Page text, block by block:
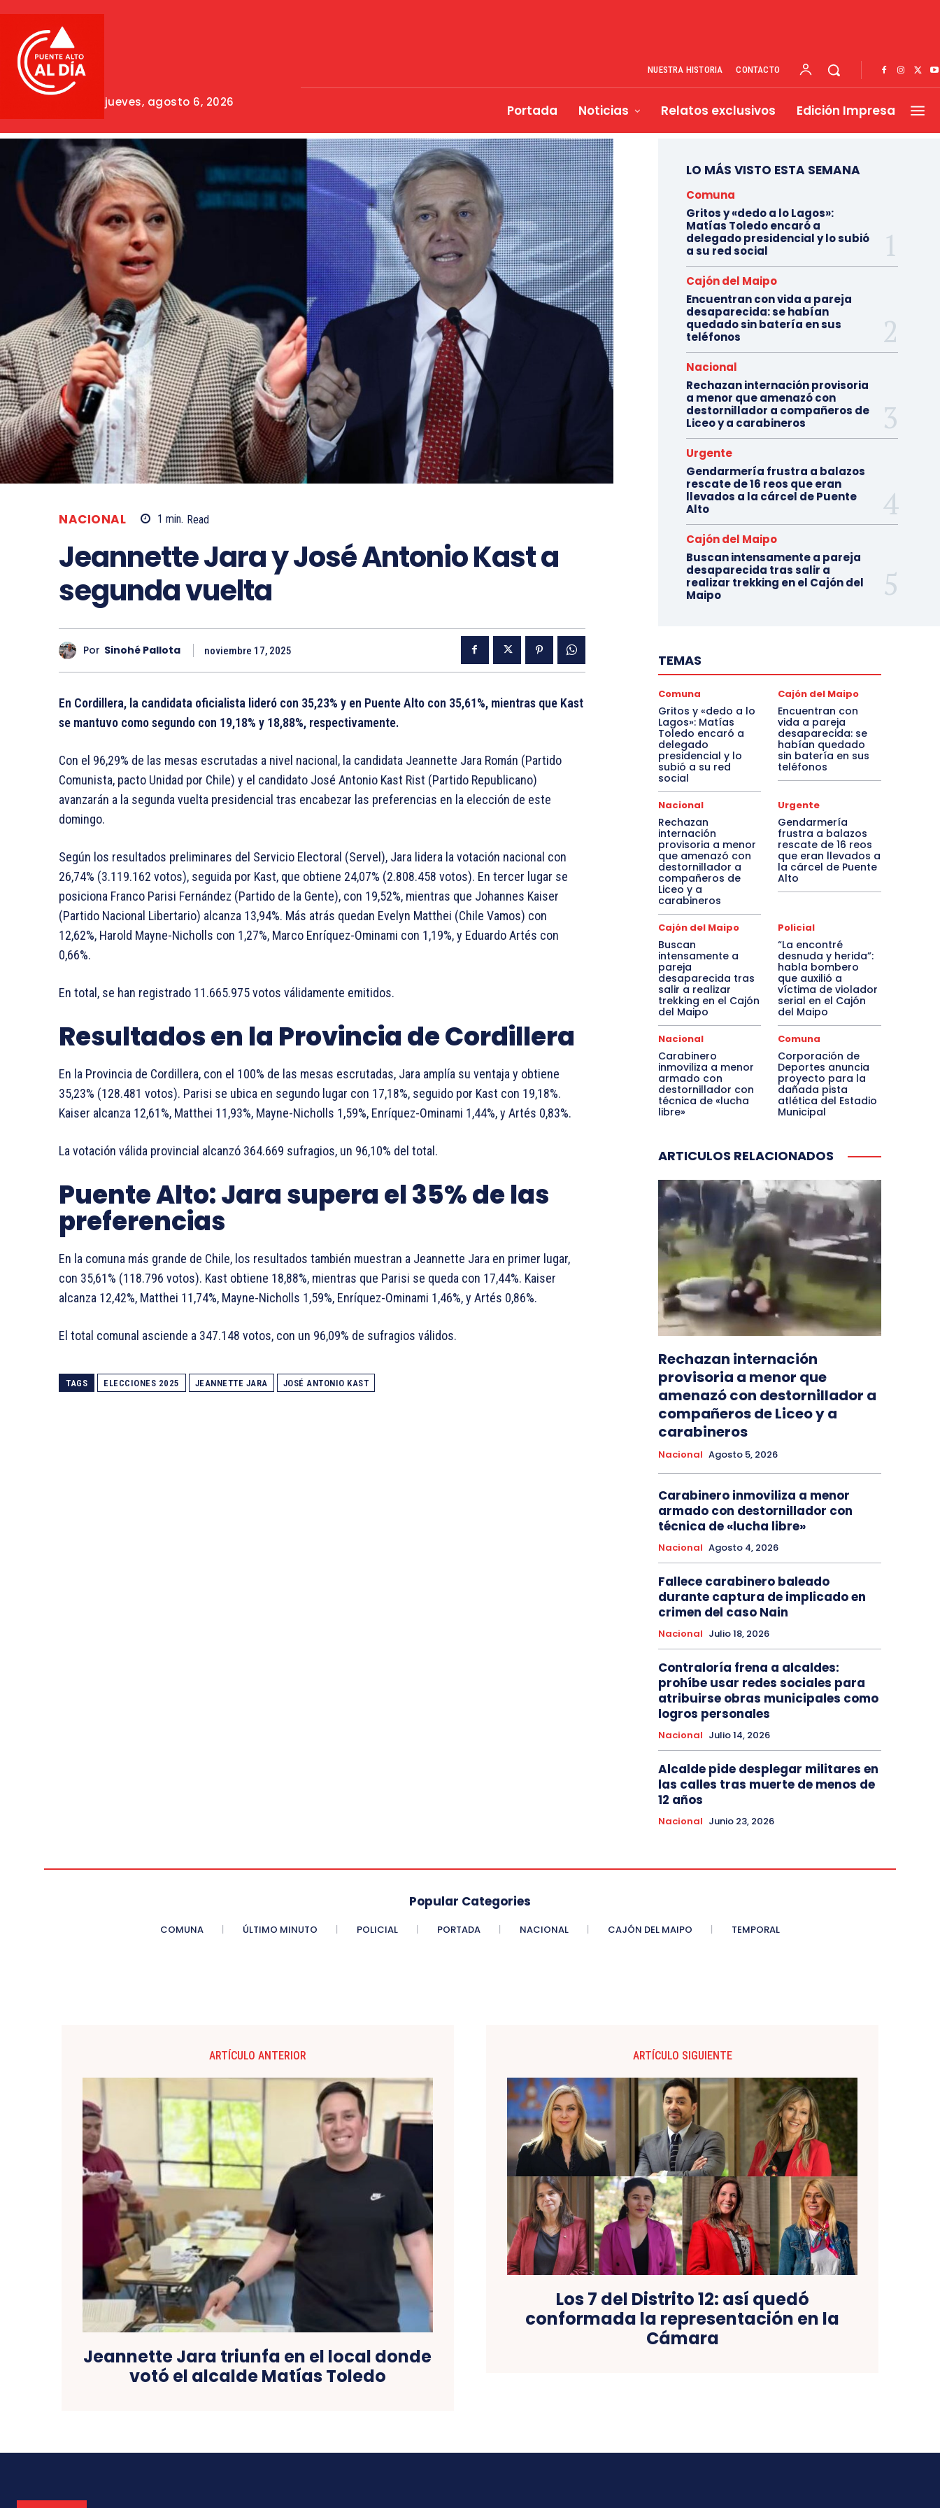
jueves, agosto 6, 2026
NUESTRA HISTORIA CONTACTO
Portada Noticias Relatos exclusivos Edición Impresa
NACIONAL 1 min. Read
Jeannette Jara y José Antonio Kast a
segunda vuelta
Por Sinohé Pallota noviembre 17, 2025
En Cordillera, la candidata oficialista lideró con 35,23% y en Puente Alto con 35,61%, mientras que Kast
se mantuvo como segundo con 19,18% y 18,88%, respectivamente.
Con el 96,29% de las mesas escrutadas a nivel nacional, la candidata Jeannette Jara Román (Partido
Comunista, pacto Unidad por Chile) y el candidato José Antonio Kast Rist (Partido Republicano)
avanzarán a la segunda vuelta presidencial tras encabezar las preferencias en la elección de este
domingo.
Según los resultados preliminares del Servicio Electoral (Servel), Jara lidera la votación nacional con
26,74% (3.119.162 votos), seguida por Kast, que obtiene 24,07% (2.808.458 votos). En tercer lugar se
posiciona Franco Parisi Fernández (Partido de la Gente), con 19,52%, mientras que Johannes Kaiser
(Partido Nacional Libertario) alcanza 13,94%. Más atrás quedan Evelyn Matthei (Chile Vamos) con
12,62%, Harold Mayne-Nicholls con 1,27%, Marco Enríquez-Ominami con 1,19%, y Eduardo Artés con
0,66%.
En total, se han registrado 11.665.975 votos válidamente emitidos.
Resultados en la Provincia de Cordillera
En la Provincia de Cordillera, con el 100% de las mesas escrutadas, Jara amplía su ventaja y obtiene
35,23% (128.481 votos). Parisi se ubica en segundo lugar con 17,18%, seguido por Kast con 19,18%.
Kaiser alcanza 12,61%, Matthei 11,93%, Mayne-Nicholls 1,59%, Enríquez-Ominami 1,44%, y Artés 0,83%.
La votación válida provincial alcanzó 364.669 sufragios, un 96,10% del total.
Puente Alto: Jara supera el 35% de las
preferencias
En la comuna más grande de Chile, los resultados también muestran a Jeannette Jara en primer lugar,
con 35,61% (118.796 votos). Kast obtiene 18,88%, mientras que Parisi se queda con 17,44%. Kaiser
alcanza 12,42%, Matthei 11,74%, Mayne-Nicholls 1,59%, Enríquez-Ominami 1,46%, y Artés 0,86%.
El total comunal asciende a 347.148 votos, con un 96,09% de sufragios válidos.
TAGS ELECCIONES 2025 JEANNETTE JARA JOSÉ ANTONIO KAST
LO MÁS VISTO ESTA SEMANA
Comuna
Gritos y «dedo a lo Lagos»:
Matías Toledo encaró a
delegado presidencial y lo subió
a su red social
Cajón del Maipo
Encuentran con vida a pareja
desaparecida: se habían
quedado sin batería en sus
teléfonos
Nacional
Rechazan internación provisoria
a menor que amenazó con
destornillador a compañeros de
Liceo y a carabineros
Urgente
Gendarmería frustra a balazos
rescate de 16 reos que eran
llevados a la cárcel de Puente
Alto
Cajón del Maipo
Buscan intensamente a pareja
desaparecida tras salir a
realizar trekking en el Cajón del
Maipo
TEMAS
Comuna
Gritos y «dedo a lo
Lagos»: Matías
Toledo encaró a
delegado
presidencial y lo
subió a su red
social
Cajón del Maipo
Encuentran con
vida a pareja
desaparecida: se
habían quedado
sin batería en sus
teléfonos
Nacional
Rechazan
internación
provisoria a menor
que amenazó con
destornillador a
compañeros de
Liceo y a
carabineros
Urgente
Gendarmería
frustra a balazos
rescate de 16 reos
que eran llevados a
la cárcel de Puente
Alto
Cajón del Maipo
Buscan
intensamente a
pareja
desaparecida tras
salir a realizar
trekking en el Cajón
del Maipo
Policial
“La encontré
desnuda y herida”:
habla bombero
que auxilió a
víctima de violador
serial en el Cajón
del Maipo
Nacional
Carabinero
inmoviliza a menor
armado con
destornillador con
técnica de «lucha
libre»
Comuna
Corporación de
Deportes anuncia
proyecto para la
dañada pista
atlética del Estadio
Municipal
ARTICULOS RELACIONADOS
Rechazan internación
provisoria a menor que
amenazó con destornillador a
compañeros de Liceo y a
carabineros
Nacional Agosto 5, 2026
Carabinero inmoviliza a menor
armado con destornillador con
técnica de «lucha libre»
Nacional Agosto 4, 2026
Fallece carabinero baleado
durante captura de implicado en
crimen del caso Nain
Nacional Julio 18, 2026
Contraloría frena a alcaldes:
prohíbe usar redes sociales para
atribuirse obras municipales como
logros personales
Nacional Julio 14, 2026
Alcalde pide desplegar militares en
las calles tras muerte de menos de
12 años
Nacional Junio 23, 2026
Popular Categories
COMUNA ÚLTIMO MINUTO POLICIAL PORTADA NACIONAL CAJÓN DEL MAIPO TEMPORAL
ARTÍCULO ANTERIOR
Jeannette Jara triunfa en el local donde
votó el alcalde Matías Toledo
ARTÍCULO SIGUIENTE
Los 7 del Distrito 12: así quedó
conformada la representación en la
Cámara